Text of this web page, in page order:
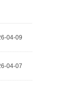
04-09
04-07